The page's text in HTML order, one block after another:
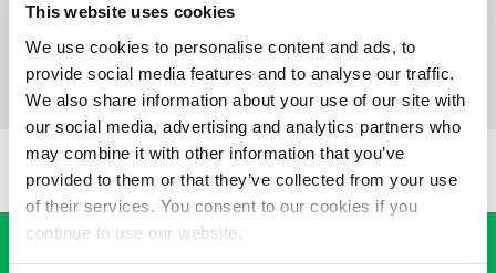
This website uses cookies
We use cookies to personalise content and ads, to
provide social media features and to analyse our traffic.
We also share information about your use of our site with
our social media, advertising and analytics partners who
may combine it with other information that you’ve
provided to them or that they’ve collected from your use
of their services. You consent to our cookies if you
continue to use our website.
Per ricevere assistenza doganale basta contattare il nostro
servizio clienti, per ottenere tutte le indicazioni e scoprire le
nostre soluzioni per trasporti, sdoganamenti e logistica.